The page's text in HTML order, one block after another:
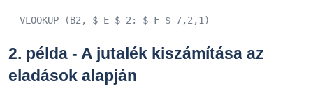
= VLOOKUP (B2, $ E $ 2: $ F $ 7,2,1)
2. példa - A jutalék kiszámítása az
eladások alapján